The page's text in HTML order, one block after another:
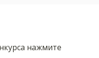
нажмите